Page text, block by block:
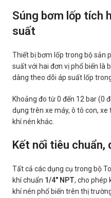
Súng bơm lốp tích
suất
Thiết bị bơm lốp trong bộ sản
suất với hai đơn vị phổ biến là
dàng theo dõi áp suất lốp
Khoảng đo từ 0 đến 12 bar (0
dụng trên xe máy, ô tô con,
khí nén khác.
Kết nối tiêu chuẩn,
Tất cả các dụng cụ trong bộ
khí chuẩn 1/4″ NPT, cho phép
khí nén phổ biến trên thị